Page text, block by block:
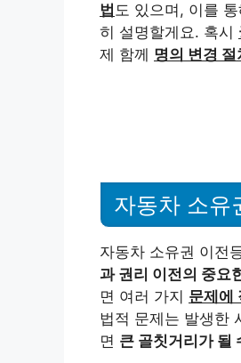
법 도 있으며, 이를 통
히 설명할게요. 혹시
제 함께 명의 변경
자동차 소유
자동차 소유권 이전
과 권리 이전의 중요
면 여러 가지 문제에
법적 문제는 발생한
면 큰 골칫거리가 될